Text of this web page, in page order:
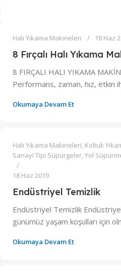
Halı Yıkama Makineleri 18 Haz
8 Fırçalı Halı Yıkama
8 FIRÇALI HALI YIKAMA
Performans, zaman, hız, etkin
Okumaya Devam Et
Halı Yıkama Makineleri, Koltuk
Sanayi Tipi Süpürgeler,Yol
18 Haz 2019
Endüstriyel Temizlik
Endüstriyel Temizlik
günümüz yaşam koşulları için
Okumaya Devam Et